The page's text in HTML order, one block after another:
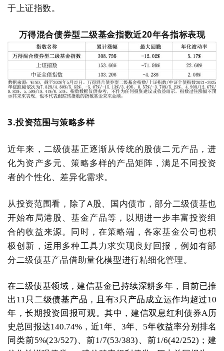
于上证指数。
万得混合债券型二级基金指数近20年各指标表现
3.投资范围与策略多样
近年来，二级债基正逐渐从传统的股债二元产品，进
化为资产多元、策略多样的产品矩阵，满足不同投资
者的个性化、差异化需求。
从投资范围看，除了A股、国内债市，部分二级债基也
开始布局港股、基金产品等，以期进一步丰富投资组
合的收益来源。同时，在策略端，各家基金公司也积
极创新，运用多种工具力求实现良好回报，例如有部
分二级债基产品借助量化模型进行精细化管理。
在二级债基领域，建信基金已持续深耕多年，目前已推
出11只二级债基产品，且有3只产品成立运作均超过10
年，长期投资回报可观。其中，建信双息红利债券A历
史总回报达140.74%，近1年、3年、5年收益率分别排名
同类前5%(23/527)、前1/7(53/383)、前1/6(42/252)；建